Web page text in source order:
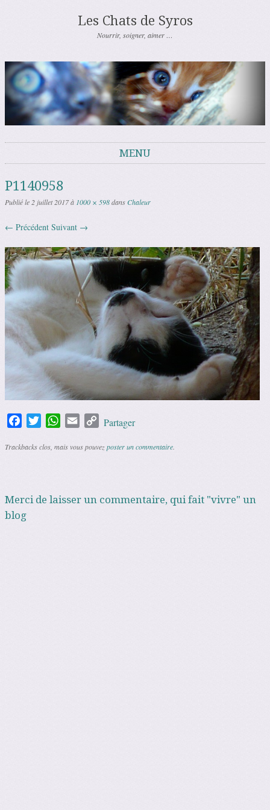
Les Chats de Syros
Nourrir, soigner, aimer …
MENU
P1140958
Publié le2 juillet 2017à 1000 × 598dansChaleur
← Précédent Suivant →
FacebookTwitterWhatsApp
Email Copy
Partager
Trackbacks clos, mais vous pouvezposter un commentaire
Merci de laisser un commentaire, qui fait "vivre" un
blog